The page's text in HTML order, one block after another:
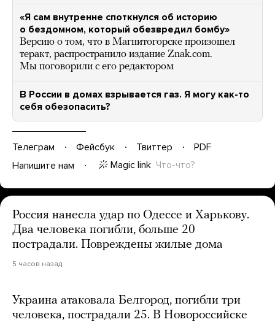
«Я сам внутренне споткнулся об историю
о бездомном, который обезвредил бомбу»
Версию о том, что в Магнитогорске произошел
теракт, распространило издание Znak.com.
Мы поговорили с его редактором
В России в домах взрывается газ. Я могу как-то
себя обезопасить?
Телеграм Фейсбук Твиттер
PDF
Напишите нам
Magic link Что-что?
Россия нанесла удар по Одессе и Харькову.
Два человека погибли, больше 20
пострадали. Повреждены жилые дома
5 часов назад
Украина атаковала Белгород, погибли три
человека, пострадали 25. В Новороссийске